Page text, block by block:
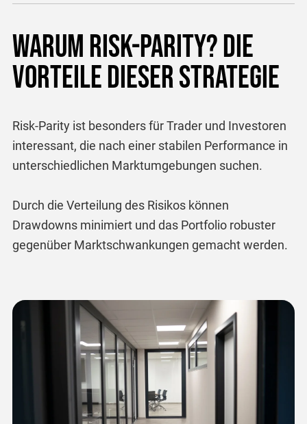
Warum Risk-Parity? Die
Vorteile dieser Strategie
Risk-Parity ist besonders für Trader und Investoren
interessant, die nach einer stabilen Performance in
unterschiedlichen Marktumgebungen suchen.
Durch die Verteilung des Risikos können
Drawdowns minimiert und das Portfolio robuster
gegenüber Marktschwankungen gemacht werden.